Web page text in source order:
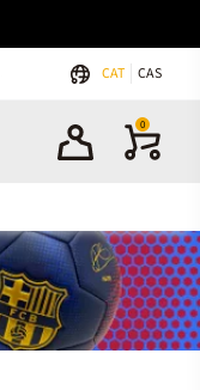
CAT CAS
0